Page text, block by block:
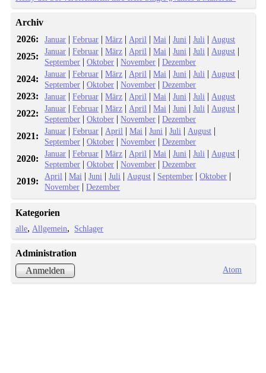
Archiv
2026:
Januar |Februar |März | April |Mai |Juni |Juli | August
2025: Januar |Februar |März | April |Mai |Juni |Juli | August |
September |Oktober |November |Dezember
2024: Januar |Februar |März | April |Mai |Juni |Juli | August |
September |Oktober |November |Dezember
2023: Januar |Februar |März | April |Mai |Juni |Juli | August
2022: Januar |Februar |März | April |Mai |Juni |Juli | August |
September |Oktober |November |Dezember
2021: Januar |Februar | April |Mai |Juni |Juli | August |
September |Oktober |November |Dezember
2020: Januar |Februar |März | April |Mai |Juni |Juli | August |
September |Oktober |November |Dezember
2019: April |Mai |Juni |Juli | August | September |Oktober |
November |Dezember
Kategorien
alle Allgemein Schlager
Administration
Anmelden
Atom